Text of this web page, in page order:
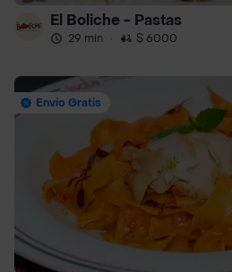
El Boliche - Pastas
29 min · $ 6000
Envío Gratis